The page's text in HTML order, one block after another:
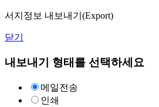
서지정보 내보내기(Export)
닫기
내보내기 형태를 선택하세요
메일전송
인쇄